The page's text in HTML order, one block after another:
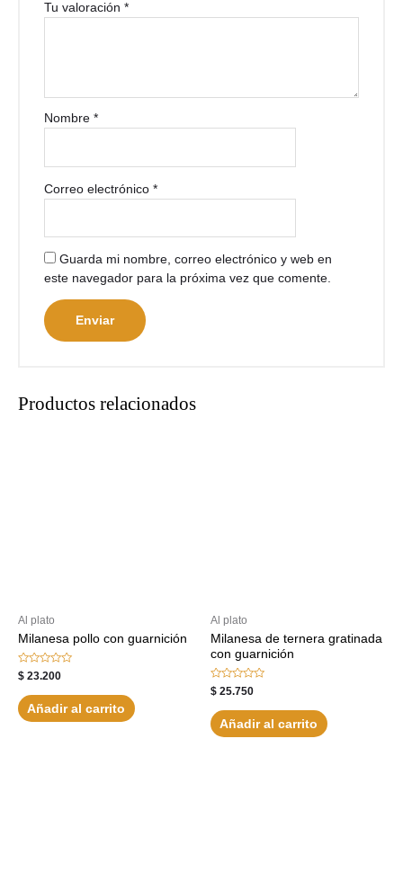
Tu valoración*
Nombre*
Correo electrónico*
Guarda mi nombre, correo electrónico y web en
este navegador para la próxima vez que comente.
Productos relacionados
Al plato
Milanesa pollo con guarnición
Valorado
con
de
5
$ 23.200
Añadir al carrito
Al plato
Milanesa de ternera gratinada
con guarnición
Valorado
con
de
5
$ 25.750
Añadir al carrito